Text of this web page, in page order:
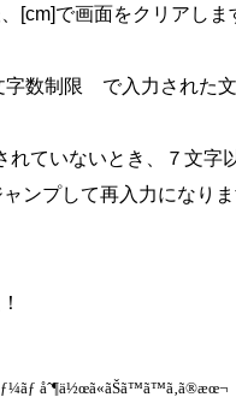
[cm]で画面をクリアしま
数制限 で入力された文
れていないとき、７文
ンプして再入力になりま